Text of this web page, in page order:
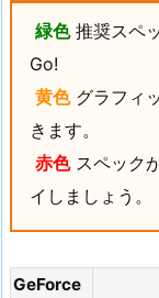
緑色推奨スペ
Go!
黄色グラフィ
きます。
赤色スペック
イしましょう。
GeForce